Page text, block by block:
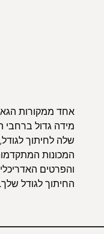
אחד ממקורות
מידה גדול
שלה לחיתוך
החיתוך לגודל שלך.